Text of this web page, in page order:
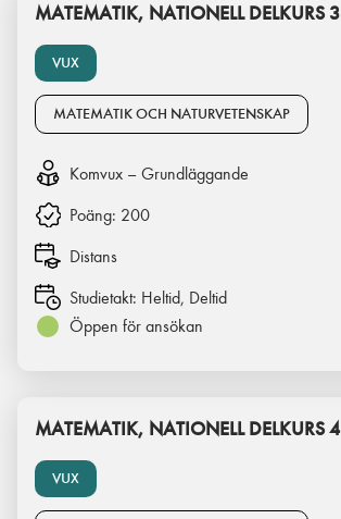
VUX
MATEMATIK, NATIONELL DELKURS 3
MATEMATIK OCH NATURVETENSKAP
Komvux – Grundläggande
Poäng: 200
Distans
Studietakt: Heltid, Deltid
Öppen för ansökan
VUX
MATEMATIK, NATIONELL DELKURS 4